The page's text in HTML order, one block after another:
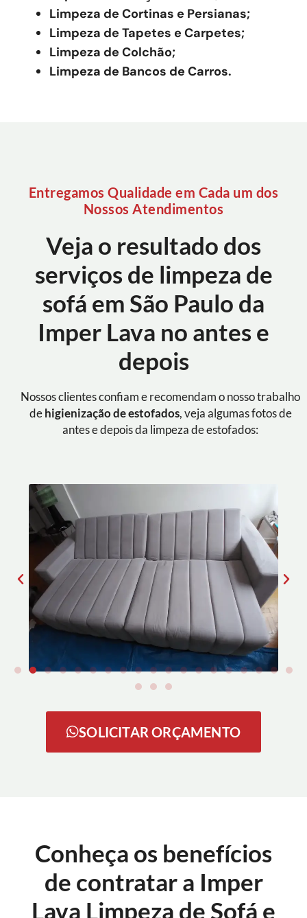
Limpeza de Cortinas e Persianas;
Limpeza de Tapetes e Carpetes;
Limpeza de Colchão;
Limpeza de Bancos de Carros.
Entregamos Qualidade em Cada um dos
Nossos Atendimentos
Veja o resultado dos
serviços de limpeza de
sofá em São Paulo da
Imper Lava no antes e
depois
Nossos clientes confiam e recomendam o nosso trabalho
de higienização de estofados, veja algumas fotos de
antes e depois da limpeza de estofados:
SOLICITAR ORÇAMENTO
Conheça os benefícios
de contratar a Imper
Lava Limpeza de Sofá e